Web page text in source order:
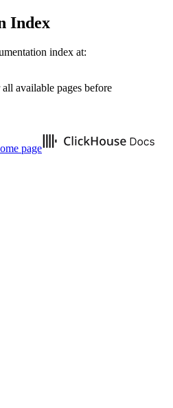
Index
index at:
available pages before
page